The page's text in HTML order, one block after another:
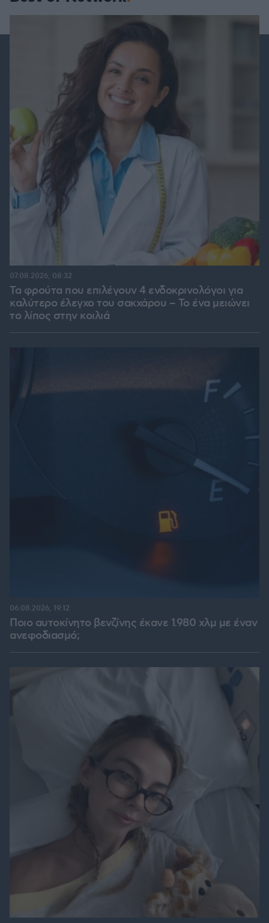
Τα φρούτα που επιλέγουν 4 ενδοκρινολόγοι για
καλύτερο έλεγχο του σακχάρου – Το ένα μειώνει
το λίπος στην κοιλιά
07.08.2026, 08:32
Ποιο αυτοκίνητο βενζίνης έκανε 1.980 χλμ με έναν
ανεφοδιασμό;
06.08.2026, 19:12